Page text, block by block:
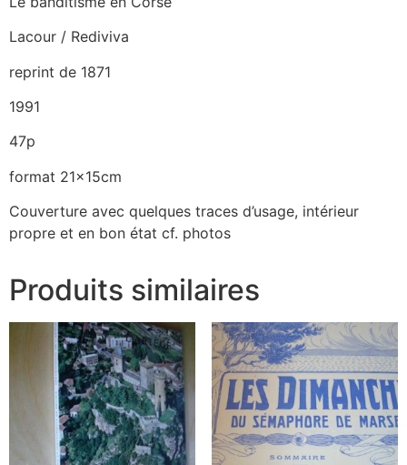
Lacour / Rediviva
reprint de 1871
1991
47p
format 21x15cm
Couverture avec quelques traces d’usage, intérieur
propre et en bon état cf. photos
Produits similaires